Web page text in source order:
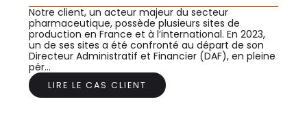
Notre client, un acteur majeur du secteur
pharmaceutique, possède plusieurs sites de
production en France et à l’international. En 2023,
un de ses sites a été confronté au départ de son
Directeur Administratif et Financier (DAF), en pleine
pér...
LIRE LE CAS CLIENT